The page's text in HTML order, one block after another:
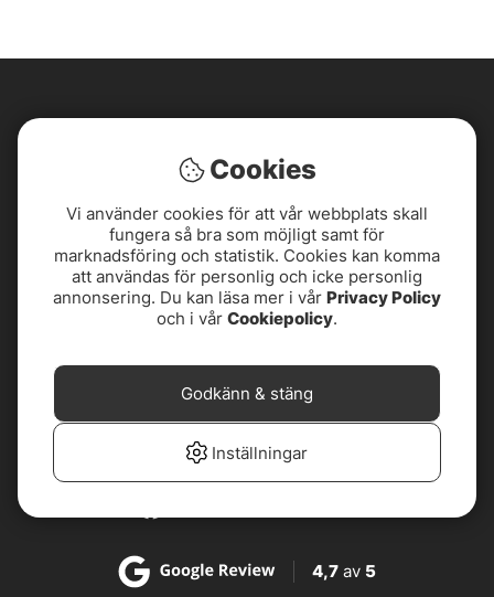
4,8av5
4,7 av 5
Cookies
Vi använder cookies för att vår webbplats skall
fungera så bra som möjligt samt för
marknadsföring och statistik. Cookies kan komma
att användas för personlig och icke personlig
annonsering. Du kan läsa mer i vår Privacy Policy
och i vår Cookiepolicy.
Inställningar
Godkänn & stäng